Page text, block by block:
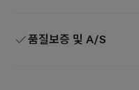
품질보증 및 A/S